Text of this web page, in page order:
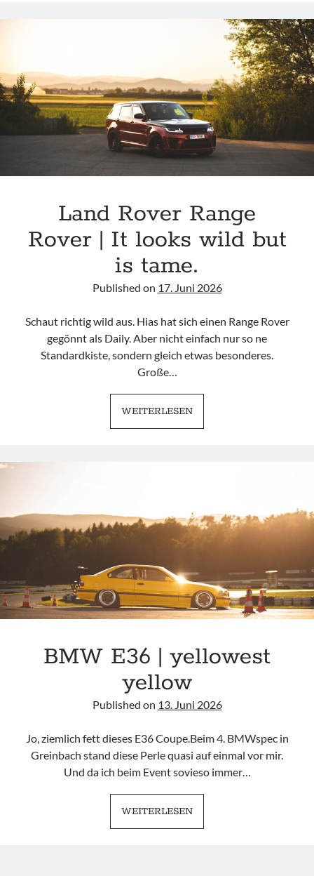
TOPLESS
WANT
Land Rover Range
Rover | It looks wild but
is tame.
Published on 17. Juni 2026
Schaut richtig wild aus. Hias hat sich einen Range Rover
gegönnt als Daily. Aber nicht einfach nur so ne
Standardkiste, sondern gleich etwas besonderes.
Große…
WEITERLESENLAND
ROVER
LOOKS
WILD
BUT
TAME.
BMW E36 | yellowest
yellow
Published on 13. Juni 2026
Jo, ziemlich fett dieses E36 Coupe.Beim 4. BMWspec in
Greinbach stand diese Perle quasi auf einmal vor mir.
Und da ich beim Event sovieso immer…
WEITERLESENBMW
E36